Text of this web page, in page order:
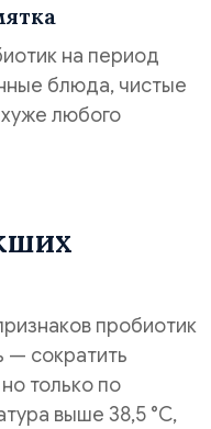
на период
блюда, чистые
любого
пробиотик
сократить
только по
выше 38,5 °C,